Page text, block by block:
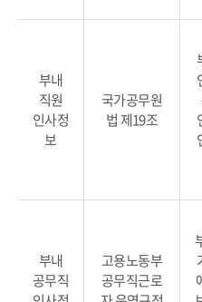
부내
직원
인사정
보
국가공무원
법 제19조
부내
공무직
고용노동부
공무직근로